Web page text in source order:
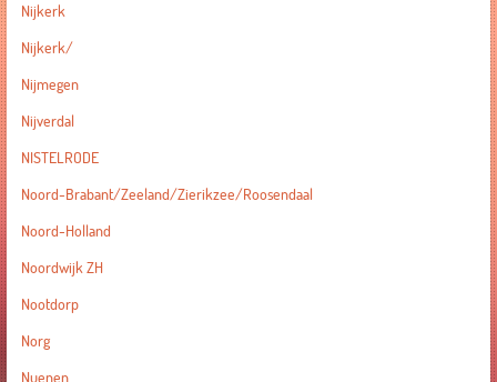
Nijkerk
Nijkerk/
Nijmegen
Nijverdal
NISTELRODE
Noord-Brabant/Zeeland/Zierikzee/Roosendaal
Noord-Holland
Noordwijk ZH
Nootdorp
Norg
Nuenen